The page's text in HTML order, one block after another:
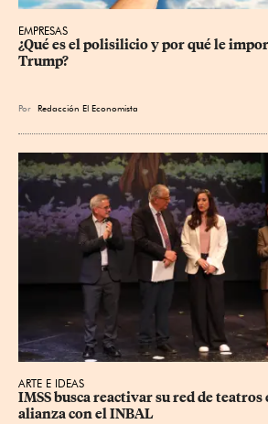
EMPRESAS
¿Qué es el polisilicio y por qué le
Trump?
Por Redacción El Economista
ARTE E IDEAS
IMSS busca reactivar su red de teatros
alianza con el INBAL